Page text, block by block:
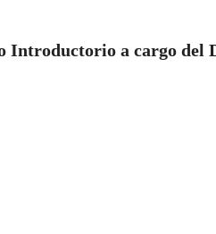
Introductorio a cargo del